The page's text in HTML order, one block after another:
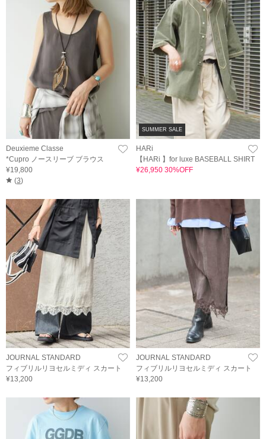
Deuxieme Classe
*Cupro ノースリーブ ブラウス
¥19,800
(3)
SUMMER SALE
HARi
【HARi 】for luxe BASEBALL SHIRT
¥26,950 30%OFF
JOURNAL STANDARD
フィブリルリヨセルミディ スカート
¥13,200
JOURNAL STANDARD
フィブリルリヨセルミディ スカート
¥13,200